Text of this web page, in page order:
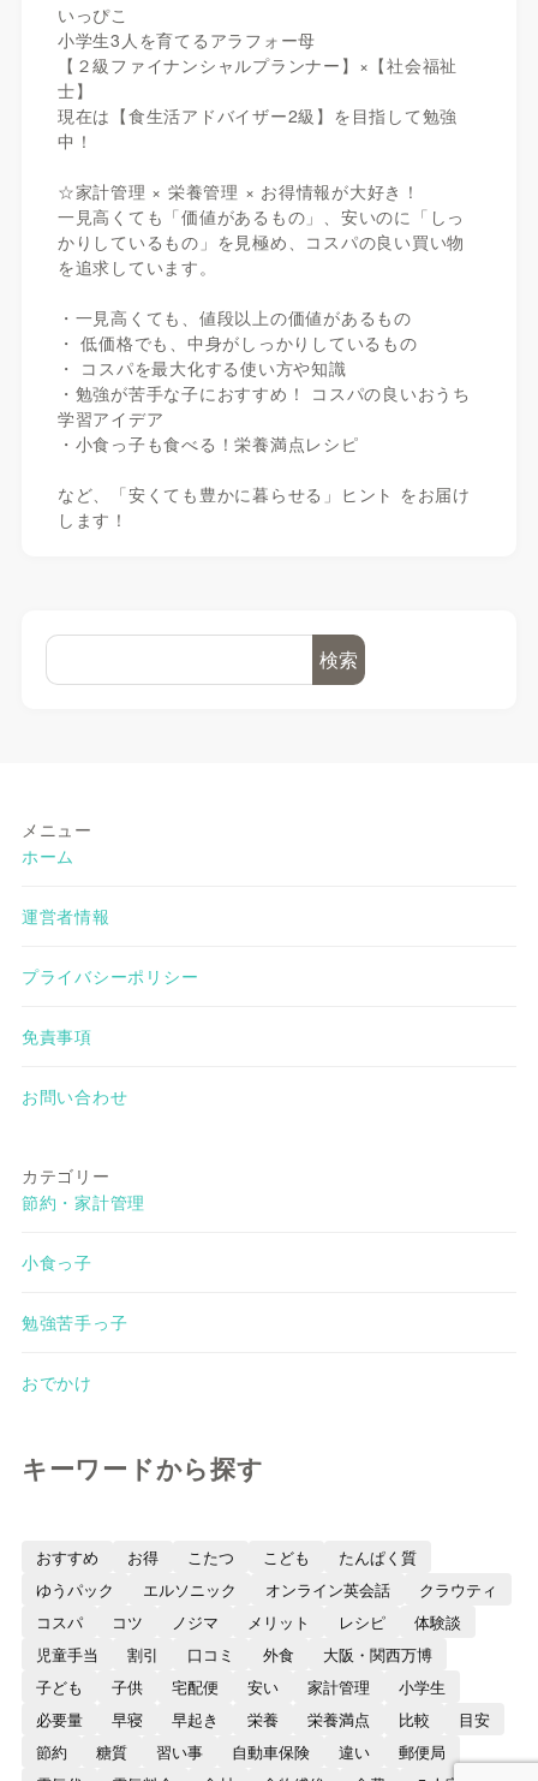
いっぴこ
小学生3人を育てるアラフォー母
【２級ファイナンシャルプランナー】×【社会福祉
士】
現在は【食生活アドバイザー2級】を目指して勉強
中！
☆家計管理 × 栄養管理 × お得情報が大好き！
一見高くても「価値があるもの」、安いのに「しっ
かりしているもの」を見極め、コスパの良い買い物
を追求しています。
・一見高くても、値段以上の価値があるもの
・ 低価格でも、中身がしっかりしているもの
・ コスパを最大化する使い方や知識
・勉強が苦手な子におすすめ！ コスパの良いおうち
学習アイデア
・小食っ子も食べる！栄養満点レシピ
など、「安くても豊かに暮らせる」ヒント をお届け
します！
検索
メニュー
ホーム
運営者情報
プライバシーポリシー
免責事項
お問い合わせ
カテゴリー
節約・家計管理
小食っ子
勉強苦手っ子
おでかけ
キーワードから探す
おすすめ お得 こたつ こども
たんぱく質
ゆうパック
エルソニック オンライン英会話
クラウティ
コスパ
コツ ノジマ メリット レシピ
体験談
児童手当
割引 口コミ 外食
大阪・関西万博
子ども
子供 宅配便 安い 家計管理
小学生
必要量
早寝 早起き 栄養 栄養満点 比較
目安
節約
糖質 習い事 自動車保険 違い
郵便局